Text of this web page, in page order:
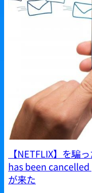
【NETFLIX】を騙
has been
が来た